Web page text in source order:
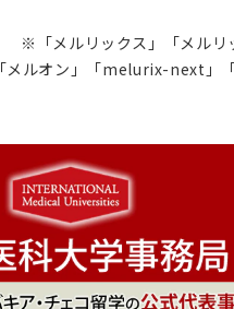
※「メルリックス」「メル
「メルオン」「melurix-next」